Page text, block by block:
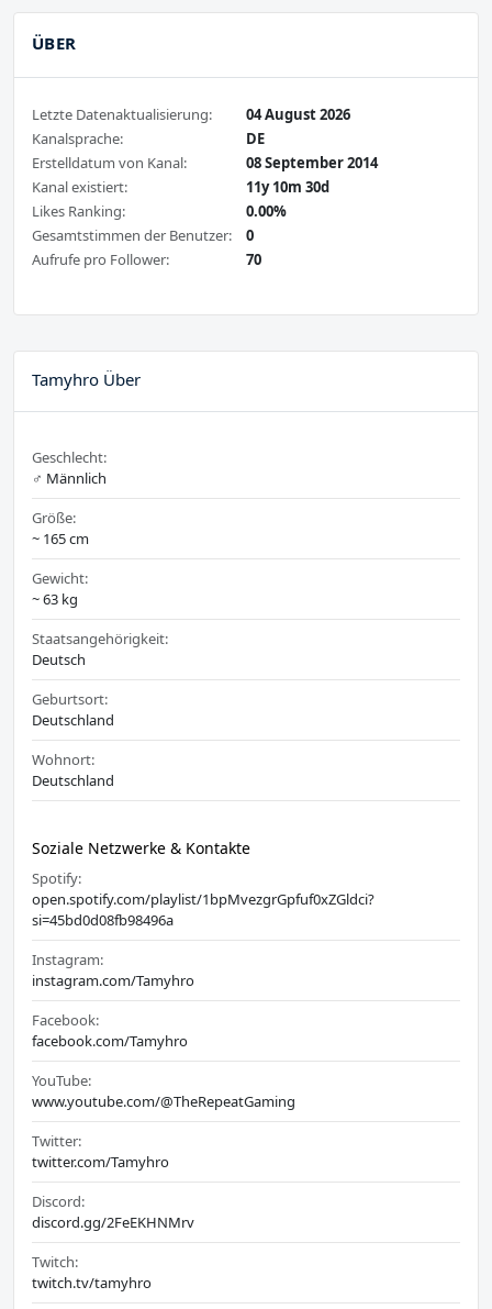
ÜBER
Letzte Datenaktualisierung:
04 August 2026
Kanalsprache:
DE
Erstelldatum von Kanal:
08 September 2014
Kanal existiert:
11y 10m 30d
Likes Ranking:
0.00%
Gesamtstimmen der Benutzer:
0
Aufrufe pro Follower:
70
Tamyhro Über
Geschlecht:
♂️ Männlich
Größe:
~ 165 cm
Gewicht:
~ 63 kg
Staatsangehörigkeit:
Deutsch
Geburtsort:
Deutschland
Wohnort:
Deutschland
Soziale Netzwerke & Kontakte
Spotify:
open.spotify.com/playlist/1bpMvezgrGpfuf0xZGldci?
si=45bd0d08fb98496a
Instagram:
instagram.com/Tamyhro
Facebook:
facebook.com/Tamyhro
YouTube:
www.youtube.com/@TheRepeatGaming
Twitter:
twitter.com/Tamyhro
Discord:
discord.gg/2FeEKHNMrv
Twitch:
twitch.tv/tamyhro